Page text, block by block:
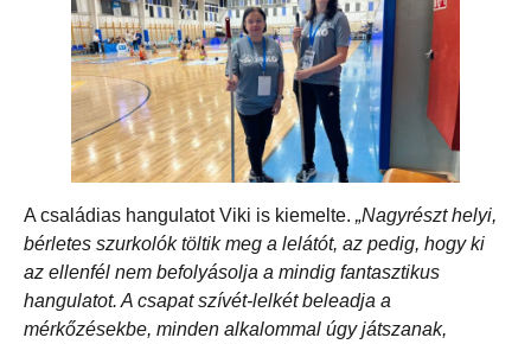
A családias hangulatot Viki is kiemelte. „Nagyrészt helyi,
bérletes szurkolók töltik meg a lelátót, az pedig, hogy ki
az ellenfél nem befolyásolja a mindig fantasztikus
hangulatot. A csapat szívét-lelkét beleadja a
mérkőzésekbe, minden alkalommal úgy játszanak,